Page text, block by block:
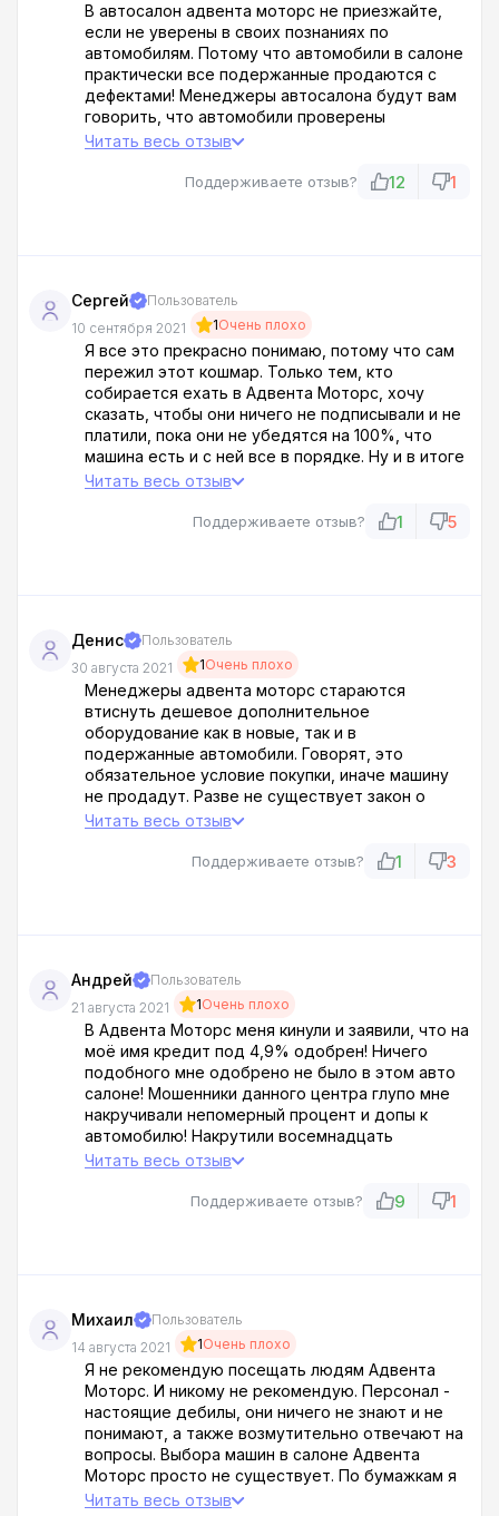
В автосалон адвента моторс не приезжайте,
если не уверены в своих познаниях по
автомобилям. Потому что автомобили в салоне
практически все подержанные продаются с
дефектами! Менеджеры автосалона будут вам
говорить, что автомобили проверены
экспертами и в дополнительных проверках не
сами! Оказывается в салоне продают битые
Читать весь отзыв
Поддерживаете отзыв? 12 1
Сергей
Пользователь
10 сентября 2021
1Очень плохо
Я все это прекрасно понимаю, потому что сам
пережил этот кошмар. Только тем, кто
собирается ехать в Адвента Моторс, хочу
сказать, чтобы они ничего не подписывали и не
платили, пока они не убедятся на 100%, что
машина есть и с ней все в порядке. Ну и в итоге
стоимость, даже если с машиной все в порядке,
тысяч, это факт. Поэтому купить машину без
Читать весь отзыв
Поддерживаете отзыв? 1 5
Денис
Пользователь
30 августа 2021
1Очень плохо
Менеджеры адвента моторс стараются
втиснуть дешевое дополнительное
оборудование как в новые, так и в
подержанные автомобили. Говорят, это
обязательное условие покупки, иначе машину
не продадут. Разве не существует закон о
защите прав потребителей, в котором
В салоне доп оборудование ставят там, где это
Читать весь отзыв
Поддерживаете отзыв? 1 3
Андрей
Пользователь
21 августа 2021
1Очень плохо
В Адвента Моторс меня кинули и заявили, что на
моё имя кредит под 4,9% одобрен! Ничего
подобного мне одобрено не было в этом авто
салоне! Мошенники данного центра глупо мне
накручивали непомерный процент и допы к
автомобилю! Накрутили восемнадцать
процентов по кредиту и допы + КАСКО + пару
воспользуюсь, но их тут просто навязывают!
Читать весь отзыв
Поддерживаете отзыв? 9 1
Михаил
Пользователь
14 августа 2021
1Очень плохо
Я не рекомендую посещать людям Адвента
Моторс. И никому не рекомендую. Персонал -
настоящие дебилы, они ничего не знают и не
понимают, а также возмутительно отвечают на
вопросы. Выбора машин в салоне Адвента
Моторс просто не существует. По бумажкам я
мог сам изучать информацию об автомобилях.
Читать весь отзыв